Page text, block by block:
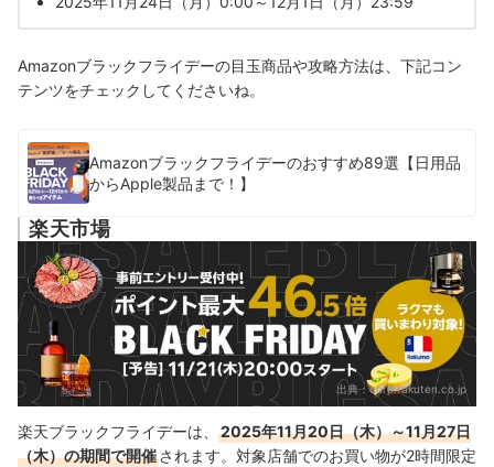
Amazonブラックフライデーの目玉商品や攻略方法は、下記コン
テンツをチェックしてくださいね。
Amazonブラックフライデーのおすすめ89選【日用品
からApple製品まで！】
楽天市場
出典：corp.rakuten.co.jp
楽天ブラックフライデーは、
2025年11月20日（木）～11月27日
（木）の期間で開催されます。対象店舗でのお買い物が2時間限定